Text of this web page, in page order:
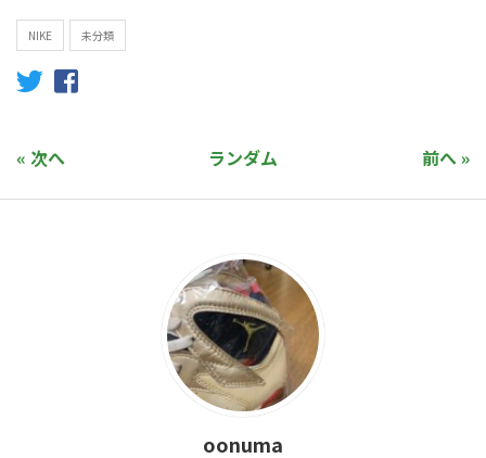
NIKE 未分類
« 次へ 前へ »
ランダム
oonuma